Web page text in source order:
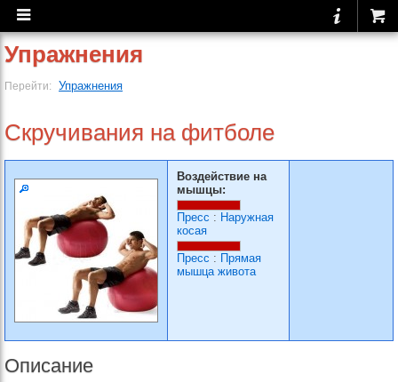
Упражнения
Перейти: Упражнения
Скручивания на фитболе
Воздействие на
мышцы:
Пресс : Наружная
косая
Пресс : Прямая
мышца живота
Описание